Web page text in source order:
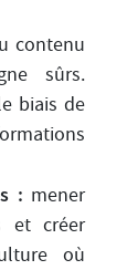
contenu
sûrs.
biais de
: mener
et créer
où